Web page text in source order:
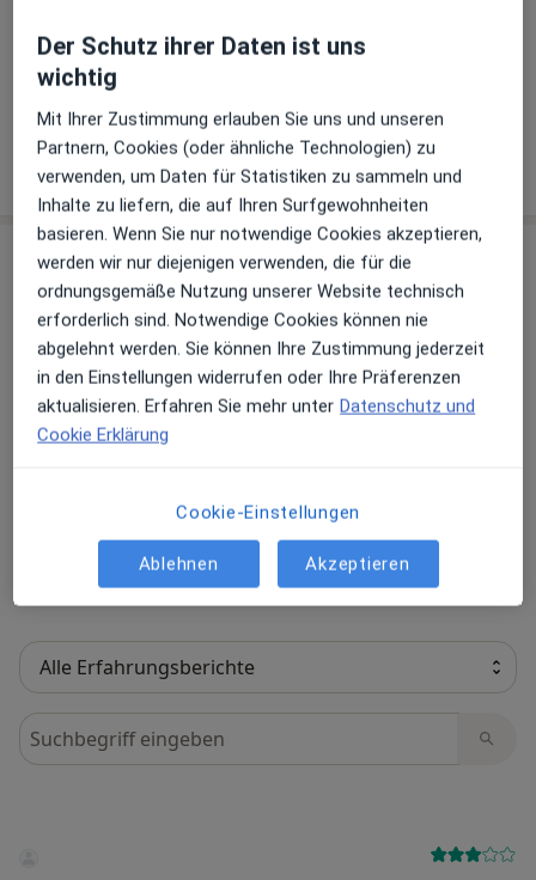
LVR Kliniken Köln Fachklinik für Psychiatrie Tagesklinik
Adamsstr. 12, 51063 Köln
Erfahrungsberichte (5)
5 Bewertungen
Jede einzelne Bewertungen ist wichtig.
Wir prüfen und moderieren
Richtlinien. Erfahren Sie mehr über
Bewertungen und wie wir Sterne
berechnen unter
Mehr erfahrenMehr über
Bewertungen durchsuchen
Der Schutz ihrer Daten ist uns
wichtig
Mit Ihrer Zustimmung erlauben Sie uns und unseren
Partnern, Cookies (oder ähnliche Technologien) zu
verwenden, um Daten für Statistiken zu sammeln und
Inhalte zu liefern, die auf Ihren Surfgewohnheiten
basieren. Wenn Sie nur notwendige Cookies akzeptieren,
werden wir nur diejenigen verwenden, die für die
ordnungsgemäße Nutzung unserer Website technisch
erforderlich sind. Notwendige Cookies können nie
abgelehnt werden. Sie können Ihre Zustimmung jederzeit
in den Einstellungen widerrufen oder Ihre Präferenzen
aktualisieren. Erfahren Sie mehr unter Datenschutz und
Cookie Erklärung
Cookie-Einstellungen
Ablehnen Akzeptieren